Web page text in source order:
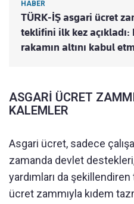
HABER
TÜRK-İŞ asgari ücret
teklifini ilk kez açıkladı:
rakamın altını kabul
ASGARİ ÜCRET
KALEMLER
Asgari ücret, sadece
zamanda devlet
yardımları da
ücret zammıyla kıdem